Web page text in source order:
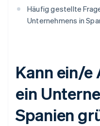
Häufig gestellte
Unternehmens in
Kann ein/
ein
Spanien